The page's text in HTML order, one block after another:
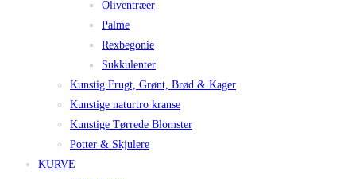
Oliventræer
Palme
Rexbegonie
Sukkulenter
Kunstig Frugt, Grønt, Brød & Kager
Kunstige naturtro kranse
Kunstige Tørrede Blomster
Potter & Skjulere
KURVE